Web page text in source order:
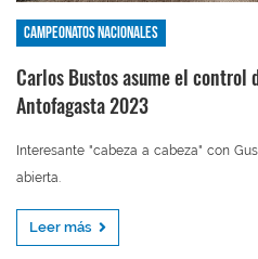
Campeonatos nacionales
Carlos Bustos asume el control
Antofagasta 2023
Interesante "cabeza a cabeza" con
abierta.
Leer más